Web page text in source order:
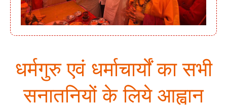
धर्मगुरु एवं धर्माचार्यों का सभी
सनातनियों के लिये आह्वान